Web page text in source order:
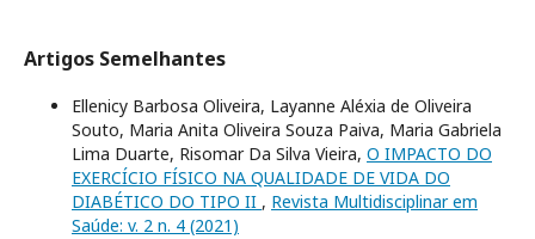
Artigos Semelhantes
Ellenicy Barbosa Oliveira, Layanne Aléxia de Oliveira
Souto, Maria Anita Oliveira Souza Paiva, Maria Gabriela
Lima Duarte, Risomar Da Silva Vieira, O IMPACTO DO
EXERCÍCIO FÍSICO NA QUALIDADE DE VIDA DO
DIABÉTICO DO TIPO II , Revista Multidisciplinar em
Saúde: v. 2 n. 4 (2021)